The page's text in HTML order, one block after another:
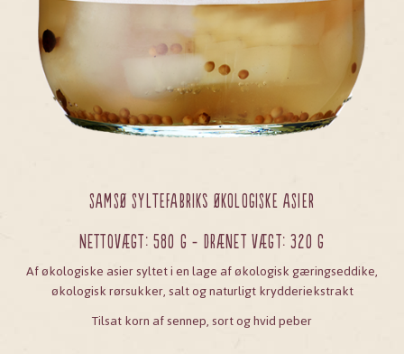
SAMSØ SYLTEFABRIKs ØKOLOGISKE ASIER
Nettovægt: 580 g - Drænet vægt: 320 g
Af økologiske asier syltet i en lage af økologisk gæringseddike,
økologisk rørsukker, salt og naturligt krydderiekstrakt
Tilsat korn af sennep, sort og hvid peber